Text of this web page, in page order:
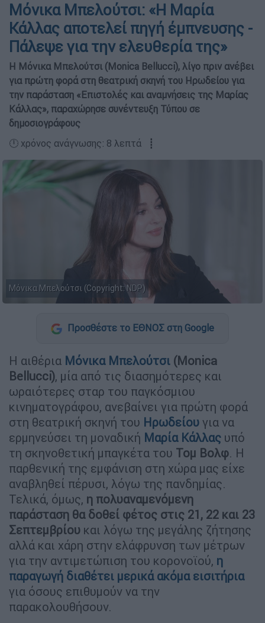
Μόνικα Μπελούτσι: «Η Μαρία
Κάλλας αποτελεί πηγή έμπνευσης -
Πάλεψε για την ελευθερία της»
Η Μόνικα Μπελούτσι (Monica Bellucci), λίγο πριν ανέβει
για πρώτη φορά στη θεατρική σκηνή του Ηρωδείου για
την παράσταση «Επιστολές και αναμνήσεις της Μαρίας
Κάλλας», παραχώρησε συνέντευξη Τύπου σε
δημοσιογράφους
🕛 χρόνος ανάγνωσης: 8 λεπτά ┋
Μόνικα Μπελούτσι (Copyright: NDP)
Προσθέστε το ΕΘΝΟΣ στη Google
Η αιθέρια Μόνικα Μπελούτσι (Monica
Bellucci), μία από τις διασημότερες και
ωραιότερες σταρ του παγκόσμιου
κινηματογράφου, ανεβαίνει για πρώτη φορά
στη θεατρική σκηνή του Ηρωδείου για να
ερμηνεύσει τη μοναδική Μαρία Κάλλας υπό
τη σκηνοθετική μπαγκέτα του Τομ Βολφ. Η
παρθενική της εμφάνιση στη χώρα μας είχε
αναβληθεί πέρυσι, λόγω της πανδημίας.
Τελικά, όμως, η πολυαναμενόμενη
παράσταση θα δοθεί φέτος στις 21, 22 και 23
Σεπτεμβρίου και λόγω της μεγάλης ζήτησης
αλλά και χάρη στην ελάφρυνση των μέτρων
για την αντιμετώπιση του κορονοϊού, η
παραγωγή διαθέτει μερικά ακόμα εισιτήρια
για όσους επιθυμούν να την
παρακολουθήσουν.